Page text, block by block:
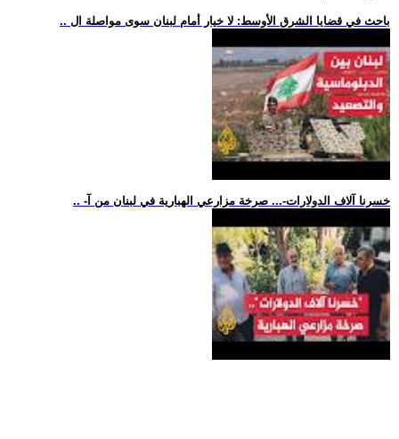
.. باحث في قضايا الشرق الأوسط: لا خيار أمام لبنان سوى مواصلة ال
.. -خسرنا آلاف الدولارات-... صرخة مزارعي الهبارية في لبنان من آ